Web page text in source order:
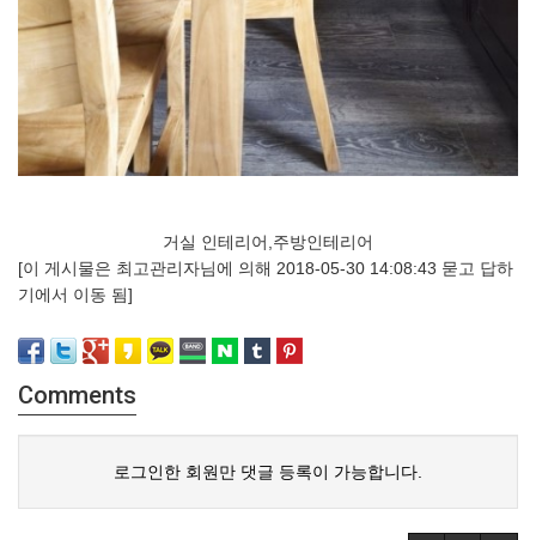
거실 인테리어,주방인테리어
[이 게시물은 최고관리자님에 의해 2018-05-30 14:08:43 묻고 답하
기에서 이동 됨]
Comments
로그인한 회원만 댓글 등록이 가능합니다.